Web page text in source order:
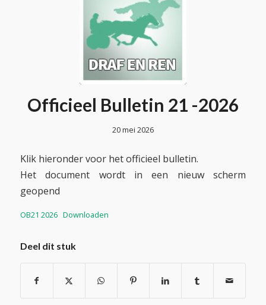
Officieel Bulletin 21 -2026
20 mei 2026
Klik hieronder voor het officieel bulletin.
Het document wordt in een nieuw scherm
geopend
OB21 2026 Downloaden
Deel dit stuk